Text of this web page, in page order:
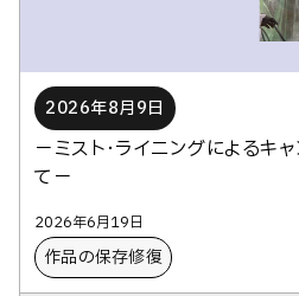
－ミスト・ライニングによるキ
て－
2026年8月9日
2026年6月19日
作品の保存修復